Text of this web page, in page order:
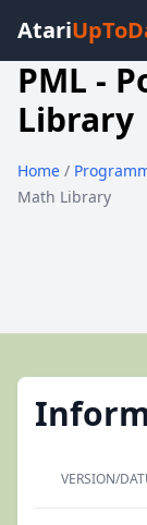
Atari
PML -
Library
Home /
Math Library
VERSION/